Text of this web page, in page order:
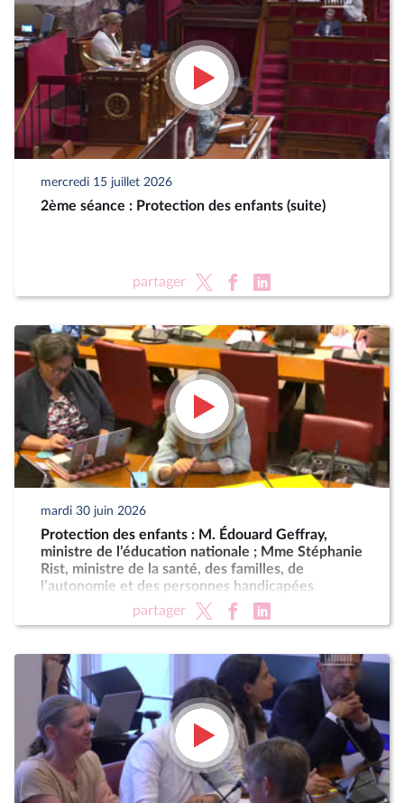
mercredi 15 juillet 2026
2ème séance : Protection des enfants (suite)
partager
mardi 30 juin 2026
Protection des enfants : M. Édouard Geffray,
ministre de l’éducation nationale ; Mme Stéphanie
Rist, ministre de la santé, des familles, de
l’autonomie et des personnes handicapées
partager